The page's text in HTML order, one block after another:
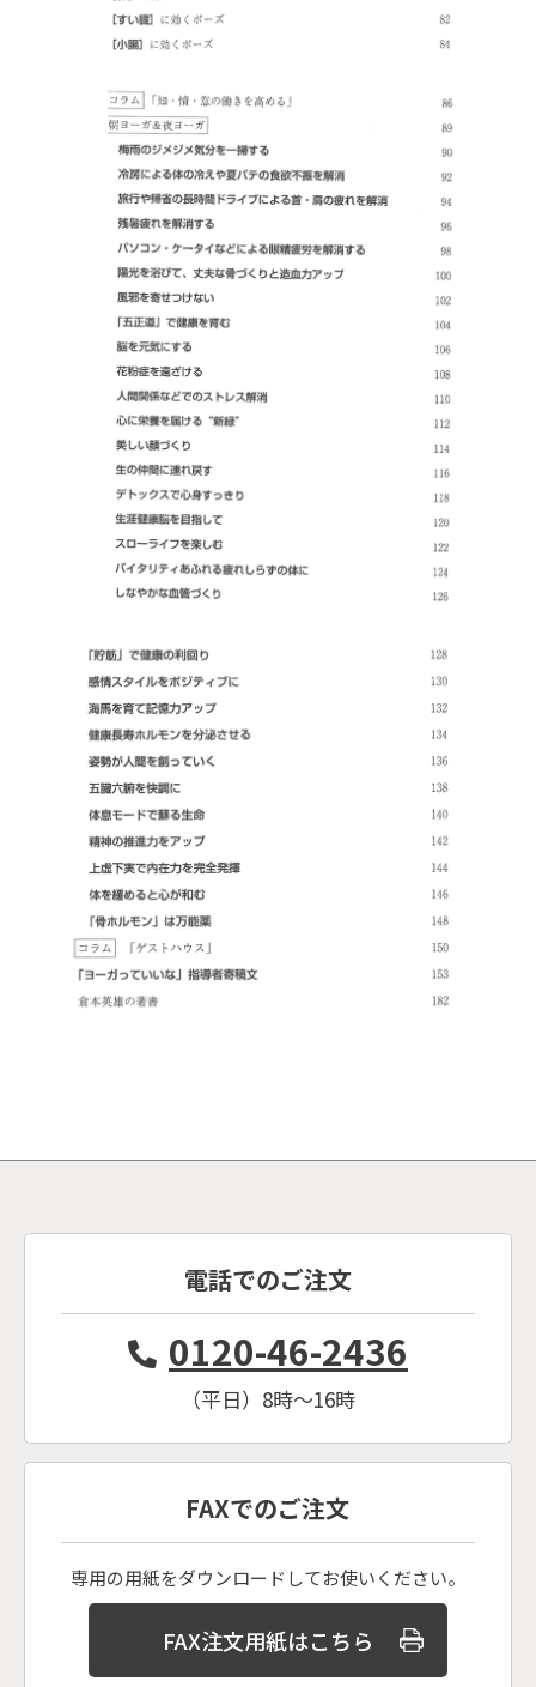
電話でのご注文
0120-46-2436
（平日）8時〜16時
FAXでのご注文
専用の用紙をダウンロードしてお使いください。
FAX注文用紙はこちら